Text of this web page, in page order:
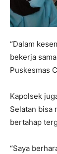
“Dalam
bekerja
Puskesmas
Kapolsek
Selatan bisa
bertahap
“Saya